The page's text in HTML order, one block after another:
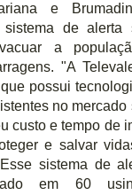
e
sistema de alerta
a popula
"A
possui
no
custo e tempo de
e salvar
sistema de
em 60